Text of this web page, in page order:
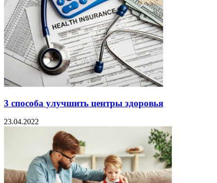
3 способа улучшить центры здоровья
23.04.2022